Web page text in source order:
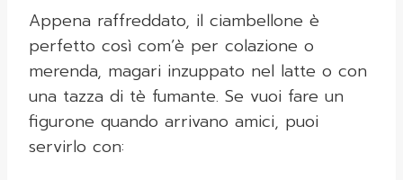
Appena raffreddato, il ciambellone è
perfetto così com’è per colazione o
merenda, magari inzuppato nel latte o con
una tazza di tè fumante. Se vuoi fare un
figurone quando arrivano amici, puoi
servirlo con: